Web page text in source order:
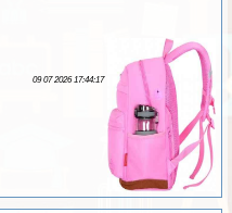
09 07 2026 17:44:17